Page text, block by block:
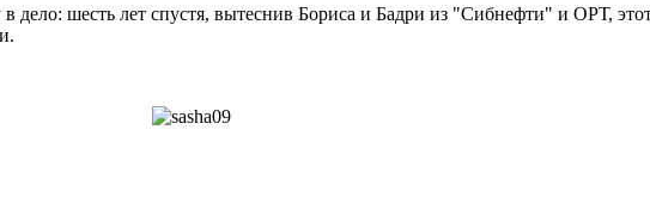
дело: шесть лет спустя, вытеснив Бориса и Бадри из "Сибнефти" и ОРТ,